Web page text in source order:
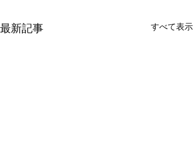
最新記事 すべて表示